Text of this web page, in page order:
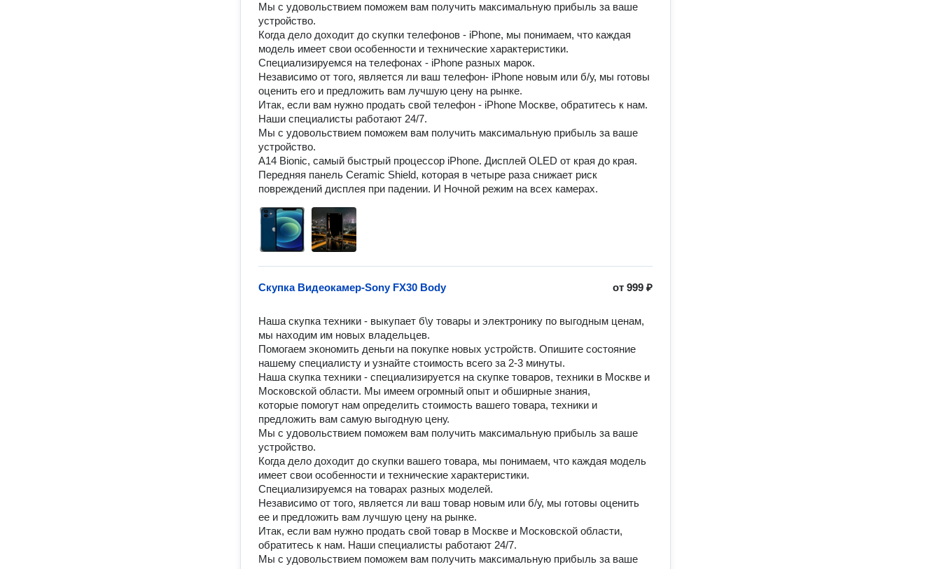
Мы с удовольствием поможем вам получить максимальную прибыль за ваше
устройство.
Когда дело доходит до скупки телефонов - iPhone, мы понимаем, что каждая
модель имеет свои особенности и технические характеристики.
Специализируемся на телефонах - iPhone разных марок.
Независимо от того, является ли ваш телефон- iPhone новым или б/у, мы готовы
оценить его и предложить вам лучшую цену на рынке.
Итак, если вам нужно продать свой телефон - iPhone Москве, обратитесь к нам.
Наши специалисты работают 24/7.
Мы с удовольствием поможем вам получить максимальную прибыль за ваше
устройство.
A14 Bionic, самый быстрый процессор iPhone. Дисплей OLED от края до края.
Передняя панель Ceramic Shield, которая в четыре раза снижает риск
повреждений дисплея при падении. И Ночной режим на всех камерах.
от999 ₽
Скупка Видеокамер-Sony FX30 Body
Наша скупка техники - выкупает б\у товары и электронику по выгодным ценам,
мы находим им новых владельцев.
Помогаем экономить деньги на покупке новых устройств. Опишите состояние
нашему специалисту и узнайте стоимость всего за 2-3 минуты.
Наша скупка техники - специализируется на скупке товаров, техники в Москве и
Московской области. Мы имеем огромный опыт и обширные знания,
которые помогут нам определить стоимость вашего товара, техники и
предложить вам самую выгодную цену.
Мы с удовольствием поможем вам получить максимальную прибыль за ваше
устройство.
Когда дело доходит до скупки вашего товара, мы понимаем, что каждая модель
имеет свои особенности и технические характеристики.
Специализируемся на товарах разных моделей.
Независимо от того, является ли ваш товар новым или б/у, мы готовы оценить
ее и предложить вам лучшую цену на рынке.
Итак, если вам нужно продать свой товар в Москве и Московской области,
обратитесь к нам. Наши специалисты работают 24/7.
Мы с удовольствием поможем вам получить максимальную прибыль за ваше